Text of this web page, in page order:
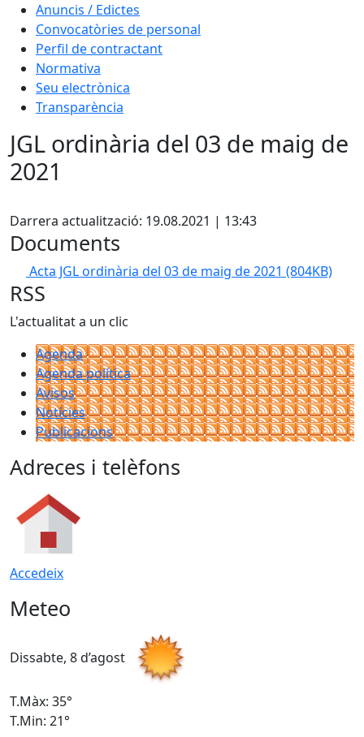
Anuncis / Edictes
Convocatòries de personal
Perfil de contractant
Normativa
Seu electrònica
Transparència
JGL ordinària del 03 de maig de
2021
Darrera actualització: 19.08.2021 | 13:43
Documents
Acta JGL ordinària del 03 de maig de 2021 (804KB)
RSS
L'actualitat a un clic
Agenda
Agenda política
Avisos
Notícies
Publicacions
Adreces i telèfons
Accedeix
Meteo
Dissabte, 8 d’agost
T.Màx: 35°
T.Min: 21°